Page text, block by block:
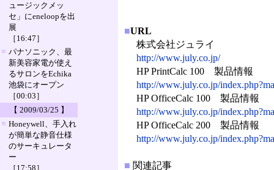
ュージックメッ
セ」にeneloopを出
展
［16:47］
■ パナソニック、最
新美容家電が使え
るサロンをEchika
池袋にオープン
［00:03］
【 2009/03/25 】
■ Honeywell、手入れ
が簡単な静音仕様
のサーキュレータ
ー
［17:58］
■URL
株式会社ジュライ
http://www.july.co.jp/
HP PrintCalc 100 製品情報
http://www.july.co.jp/
HP OfficeCalc 100 製品情報
http://www.july.co.jp/
HP OfficeCalc 200 製品情報
http://www.july.co.jp/
■ 関連記事